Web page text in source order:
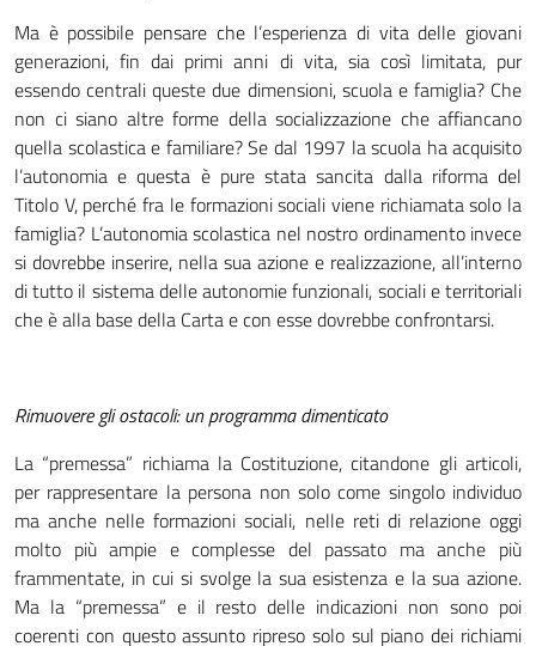
Ma è possibile pensare che l’esperienza di vita delle giovani
generazioni, fin dai primi anni di vita, sia così limitata, pur
essendo centrali queste due dimensioni, scuola e famiglia? Che
non ci siano altre forme della socializzazione che affiancano
quella scolastica e familiare? Se dal 1997 la scuola ha acquisito
l’autonomia e questa è pure stata sancita dalla riforma del
Titolo V, perché fra le formazioni sociali viene richiamata solo la
famiglia? L’autonomia scolastica nel nostro ordinamento invece
si dovrebbe inserire, nella sua azione e realizzazione, all’interno
di tutto il sistema delle autonomie funzionali, sociali e territoriali
che è alla base della Carta e con esse dovrebbe confrontarsi.
Rimuovere gli ostacoli: un programma dimenticato
La “premessa” richiama la Costituzione, citandone gli articoli,
per rappresentare la persona non solo come singolo individuo
ma anche nelle formazioni sociali, nelle reti di relazione oggi
molto più ampie e complesse del passato ma anche più
frammentate, in cui si svolge la sua esistenza e la sua azione.
Ma la “premessa” e il resto delle indicazioni non sono poi
coerenti con questo assunto ripreso solo sul piano dei richiami